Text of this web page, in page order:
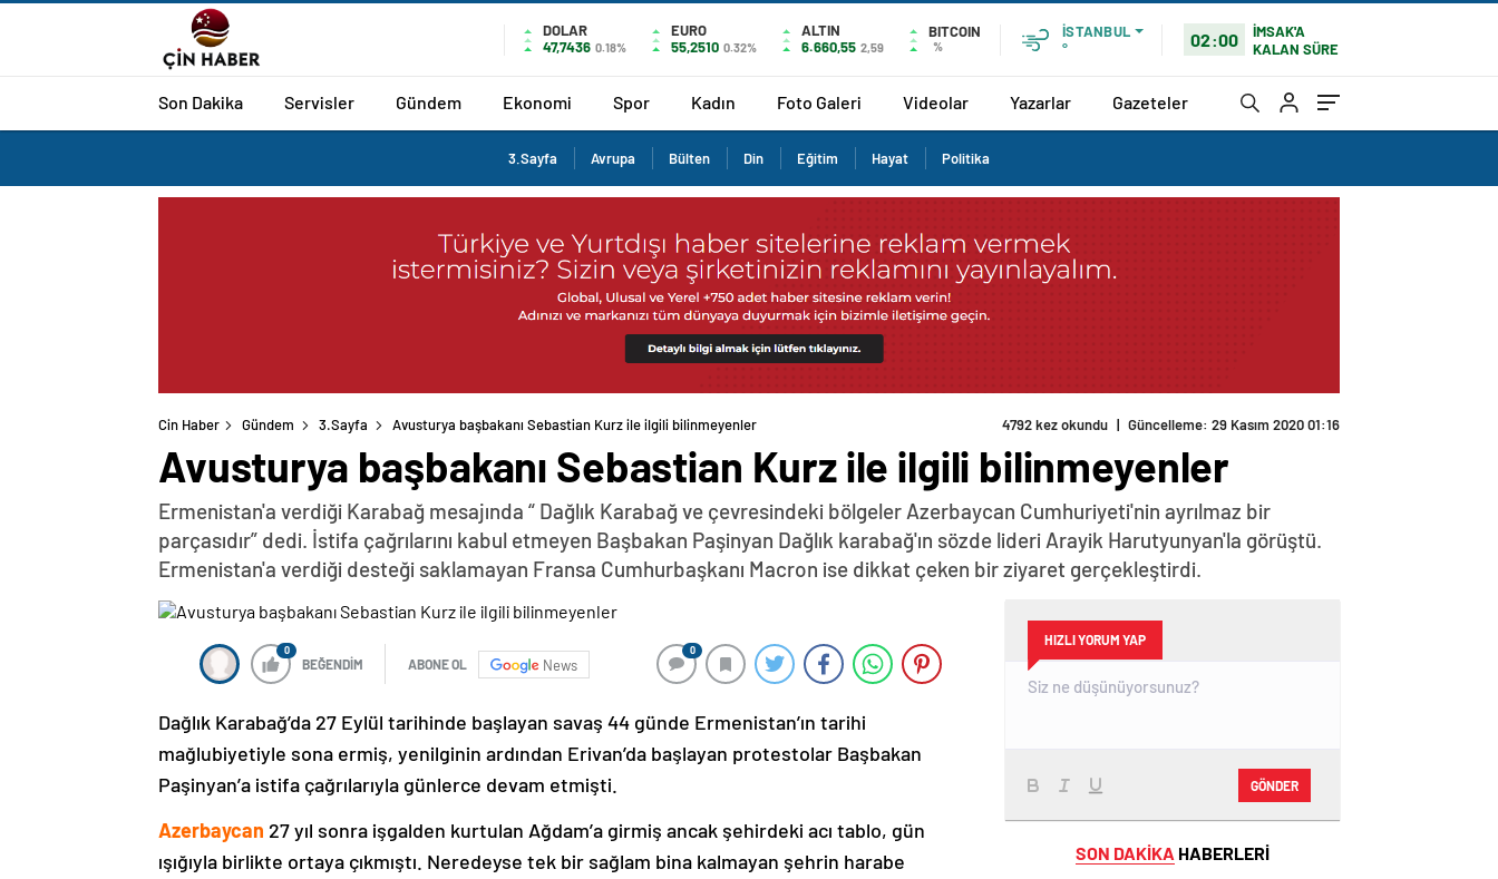
DOLAR
47,7436 0.18%
EURO
55,2510 0.32%
ALTIN
6.660,55 2,59
BITCOIN
%
İSTANBUL
°
02:00
İMSAK'A
KALAN SÜRE
Son Dakika Servisler Gündem Ekonomi Spor Kadın Foto Galeri Videolar Yazarlar Gazeteler
3.Sayfa Avrupa Bülten Din Eğitim Hayat Politika
Cin Haber Gündem 3.Sayfa Avusturya başbakanı Sebastian Kurz ile ilgili bilinmeyenler 4792 kez okundu | Güncelleme: 29 Kasım 2020 01:16
Avusturya başbakanı Sebastian Kurz ile ilgili bilinmeyenler
Ermenistan'a verdiği Karabağ mesajında “ Dağlık Karabağ ve çevresindeki bölgeler Azerbaycan Cumhuriyeti'nin ayrılmaz bir
parçasıdır” dedi. İstifa çağrılarını kabul etmeyen Başbakan Paşinyan Dağlık karabağ'ın sözde lideri Arayik Harutyunyan'la görüştü.
Ermenistan'a verdiği desteği saklamayan Fransa Cumhurbaşkanı Macron ise dikkat çeken bir ziyaret gerçekleştirdi.
0
BEĞENDİM ABONE OL News
0
Dağlık Karabağ’da 27 Eylül tarihinde başlayan savaş 44 günde Ermenistan’ın tarihi
mağlubiyetiyle sona ermiş, yenilginin ardından Erivan’da başlayan protestolar Başbakan
Paşinyan’a istifa çağrılarıyla günlerce devam etmişti.
Azerbaycan 27 yıl sonra işgalden kurtulan Ağdam’a girmiş ancak şehirdeki acı tablo, gün
ışığıyla birlikte ortaya çıkmıştı. Neredeyse tek bir sağlam bina kalmayan şehrin harabe
HIZLI YORUM YAP
GÖNDER
SON DAKİKA HABERLERİ